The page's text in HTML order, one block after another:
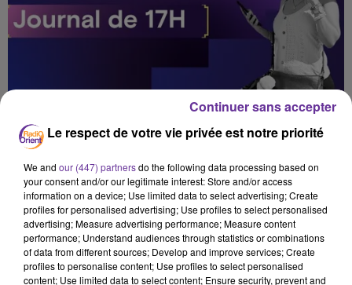
France Europe Climat
Gaza
Israël
Journal
29 juin 2026 - 10 min 10 sec
FRANCE : LA CANICULE RECULE LÉGÈREMENT,
Le respect de votre vie privée est notre priorité
We and our (447) partnersdo the following data processing based on
your consent and/or our legitimate interest: Store and/or access
information on a device; Use limited data to select advertising; Create
profiles for personalised advertising; Use profiles to select personalised
advertising; Measure advertising performance; Measure content
performance; Understand audiences through statistics or combinations
of data from different sources; Develop and improve services; Create
profiles to personalise content; Use profiles to select personalised
content; Use limited data to select content; Ensure security, prevent and
Continuer sans accepter